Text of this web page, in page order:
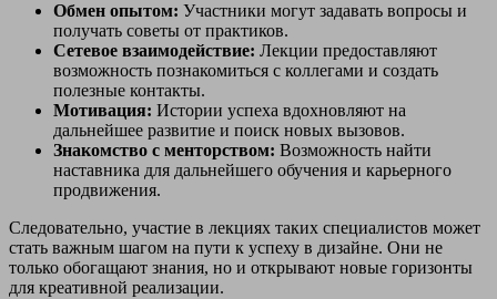
Обмен опытом: Участники могут задавать вопросы и
получать советы от практиков.
Сетевое взаимодействие: Лекции предоставляют
возможность познакомиться с коллегами и создать
полезные контакты.
Мотивация: Истории успеха вдохновляют на
дальнейшее развитие и поиск новых вызовов.
Знакомство с менторством: Возможность найти
наставника для дальнейшего обучения и карьерного
продвижения.
Следовательно, участие в лекциях таких специалистов может
стать важным шагом на пути к успеху в дизайне. Они не
только обогащают знания, но и открывают новые горизонты
для креативной реализации.